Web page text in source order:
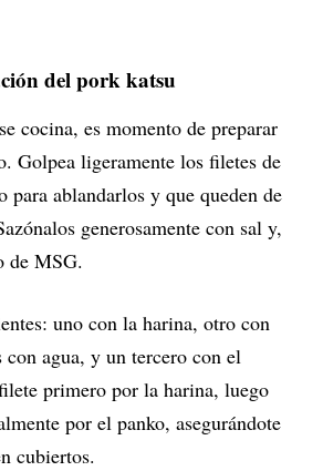
del pork katsu
cocina, es momento de preparar
Golpea ligeramente los filetes de
para ablandarlos y que queden de
generosamente con sal y,
de MSG.
uno con la harina, otro con
con agua, y un tercero con el
primero por la harina, luego
por el panko, asegurándote
cubiertos.